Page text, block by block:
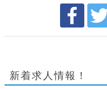
新着求人情報！